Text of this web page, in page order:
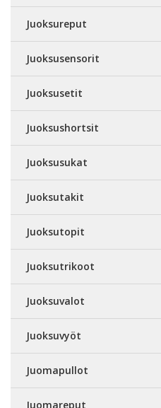
Juoksureput
Juoksusensorit
Juoksusetit
Juoksushortsit
Juoksusukat
Juoksutakit
Juoksutopit
Juoksutrikoot
Juoksuvalot
Juoksuvyöt
Juomapullot
Juomareput